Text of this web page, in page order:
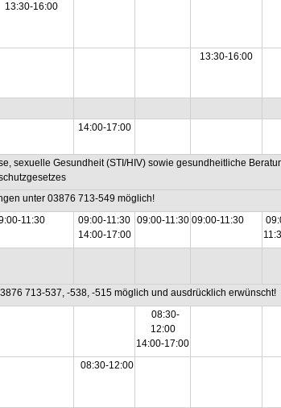
13:30-16:00
13:30-16:00
14:00-17:00
sexuelle Gesundheit (STI/HIV) sowie gesundheitliche
unter 03876 713-549 möglich!
11:30
09:00-11:30
14:00-17:00
09:00-11:30 09:00-11:30
713-537, -538, -515 möglich und ausdrücklich erwünscht!
08:30-
12:00
14:00-17:00
08:30-12:00